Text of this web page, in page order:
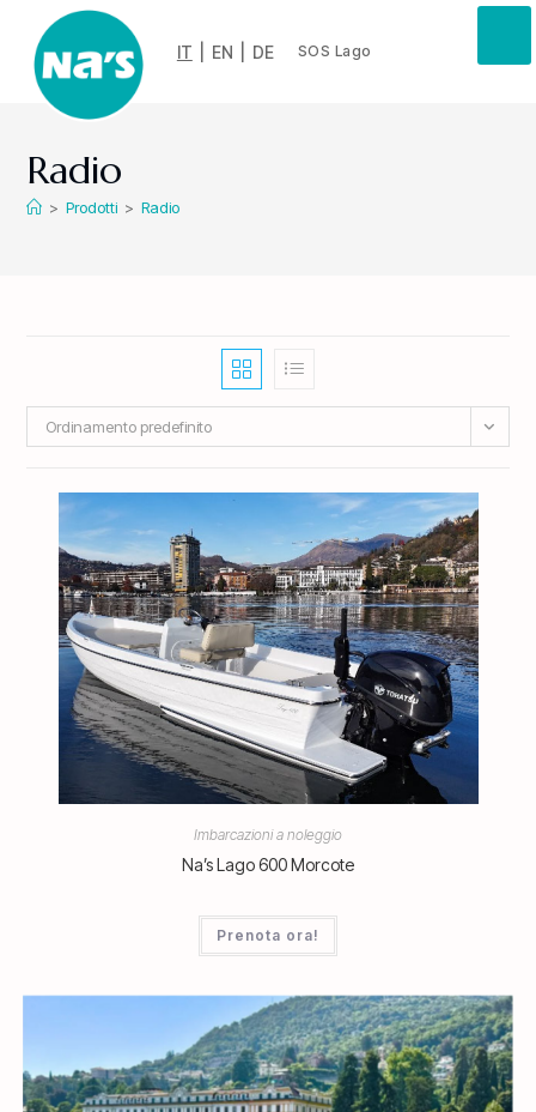
IT EN DE SOS Lago
Radio
> Prodotti > Radio
Ordinamento predefinito
Imbarcazioni a noleggio
Na’s Lago 600 Morcote
Prenota ora!